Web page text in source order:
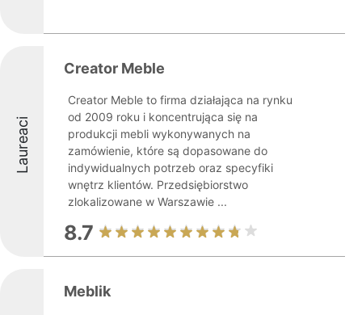
Laureaci
Creator Meble
Creator Meble to firma działająca na rynku
od 2009 roku i koncentrująca się na
produkcji mebli wykonywanych na
zamówienie, które są dopasowane do
indywidualnych potrzeb oraz specyfiki
wnętrz klientów. Przedsiębiorstwo
zlokalizowane w Warszawie ...
8.7
Meblik